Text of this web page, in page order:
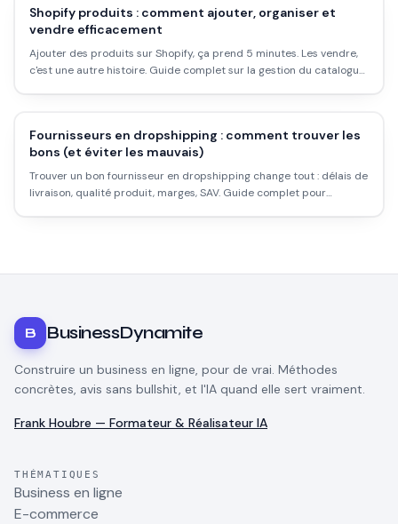
Shopify produits : comment ajouter, organiser et
vendre efficacement
Ajouter des produits sur Shopify, ça prend 5 minutes. Les vendre,
c'est une autre histoire. Guide complet sur la gestion du catalogue,
Fournisseurs en dropshipping : comment trouver les
bons (et éviter les mauvais)
Trouver un bon fournisseur en dropshipping change tout : délais de
livraison, qualité produit, marges, SAV. Guide complet pour
B BusinessDynamite
Construire un business en ligne, pour de vrai. Méthodes
concrètes, avis sans bullshit, et l'IA quand elle sert vraiment.
Frank Houbre — Formateur & Réalisateur IA
THÉMATIQUES
Business en ligne
E-commerce